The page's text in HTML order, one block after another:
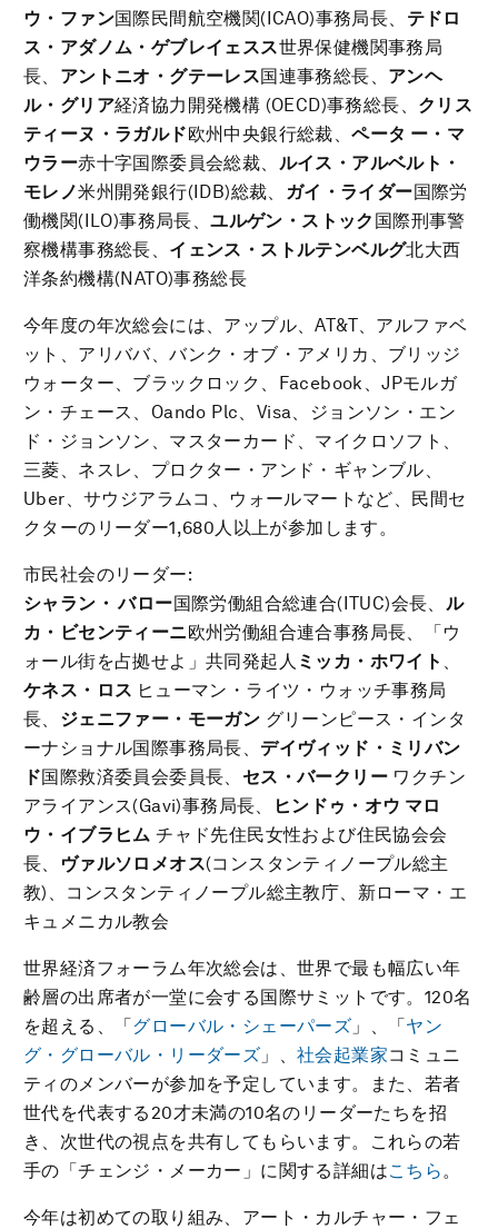
ウ・ファン国際民間航空機関(ICAO)事務局長、 テドロ
ス・アダノム・ゲブレイェスス世界保健機関事務局
長、 アントニオ・グテーレス国連事務総長、 アンヘ
ル・グリア経済協力開発機構 (OECD)事務総長、 クリス
ティーヌ・ラガルド欧州中央銀行総裁、ペータ ー・マ
ウラー赤十字国際委員会総裁、 ルイス・アルベルト・
モレノ米州開発銀行(IDB)総裁、 ガイ・ライダー国際労
働機関(ILO)事務局長、ユルゲン・ストック 国際刑事警
察機構事務総長、 イェンス・ストルテンベルグ北大西
洋条約機構(NATO)事務総長
今年度の年次総会には、アップル、AT&T、アルファベ
ット、アリババ、バンク・オブ・アメリカ、ブリッジ
ウォーター、ブラックロック、Facebook、JPモルガ
ン・チェース、Oando Plc、Visa、ジョンソン・エン
ド・ジョンソン、マスターカード、マイクロソフト、
三菱、ネスレ、プロクター・アンド・ギャンブル、
Uber、サウジアラムコ、ウォールマートなど、民間セ
クターのリーダー1,680人以上が参加します。
市民社会のリーダー:
シャラン・ バロー国際労働組合総連合(ITUC)会長、 ル
カ・ビセンティーニ欧州労働組合連合事務局長、「ウ
ォール街を占拠せよ」共同発起人 ミッカ・ホワイト 、
ケネス・ロス ヒューマン・ライツ・ウォッチ事務局
長、 ジェニファー・モーガン グリーンピース・インタ
ーナショナル国際事務局長、 デイヴィッド・ミリバン
ド国際救済委員会委員長、 セス・バークリー ワクチン
アライアンス(Gavi)事務局長、
ヒンドゥ・オウ マロ
ウ・イブラヒム チャド先住民女性および住民協会会
長、
ヴァルソロメオス(コンスタンティノープル総主
教)、コンスタンティノープル総主教庁、新ローマ・エ
キュメニカル教会
世界経済フォーラム年次総会は、世界で最も幅広い年
齢層の出席者が一堂に会する国際サミットです。120名
を超える、「グローバル・シェーパーズ 」、「ヤン
グ・グローバル・リーダーズ 」、社会起業家コミュニ
ティのメンバーが参加を予定しています。また、若者
世代を代表する20才未満の10名のリーダーたちを招
き、次世代の視点を共有してもらいます。これらの若
手の「チェンジ・メーカー」に関する詳細はこちら。
今年は初めての取り組み、アート・カルチャー・フェ